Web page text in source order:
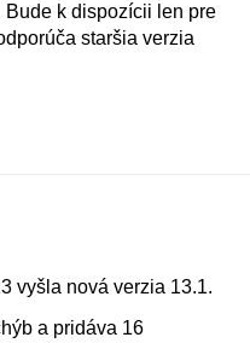
Bude k dispozícii len pre
staršia verzia
vyšla nová verzia 13.1.
a pridáva 16